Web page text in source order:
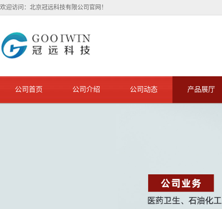
欢迎访问：北京冠远科技有限公司官网！
公司首页 公司介绍 公司动态 产品展厅